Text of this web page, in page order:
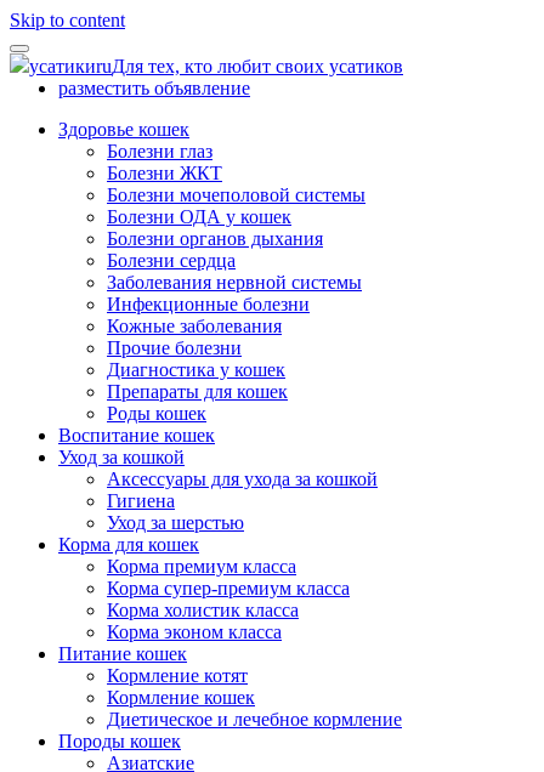
Skip to content
усатикиruДля тех, кто любит своих усатиков
разместить объявление
Здоровье кошек
Болезни глаз
Болезни ЖКТ
Болезни мочеполовой системы
Болезни ОДА у кошек
Болезни органов дыхания
Болезни сердца
Заболевания нервной системы
Инфекционные болезни
Кожные заболевания
Прочие болезни
Диагностика у кошек
Препараты для кошек
Роды кошек
Воспитание кошек
Уход за кошкой
Аксессуары для ухода за кошкой
Гигиена
Уход за шерстью
Корма для кошек
Корма премиум класса
Корма супер-премиум класса
Корма холистик класса
Корма эконом класса
Питание кошек
Кормление котят
Кормление кошек
Диетическое и лечебное кормление
Породы кошек
Азиатские